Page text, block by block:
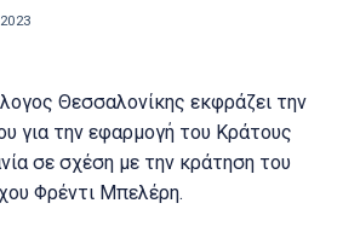
Θεσσαλονίκης εκφράζει την
για την εφαρμογή του Κράτους
σε σχέση με την κράτηση του
Φρέντι Μπελέρη.